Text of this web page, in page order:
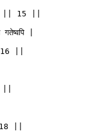
|| 15 ||
|
||
||
18 ||